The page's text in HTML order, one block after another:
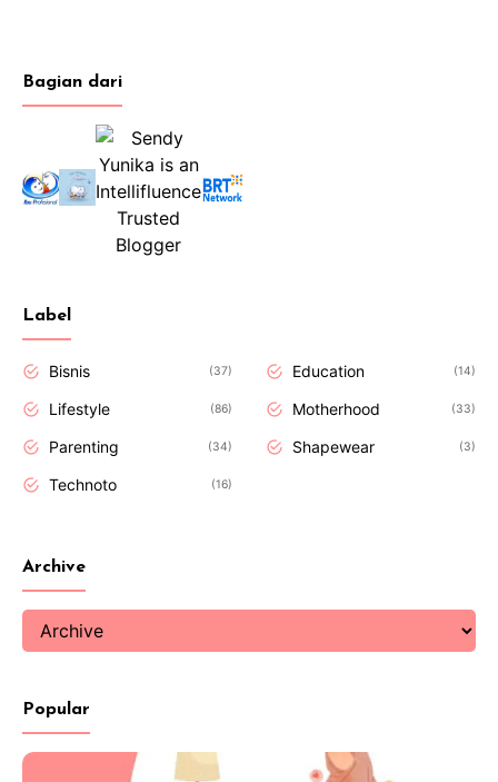
Bagian dari
Label
Bisnis 37 Education 14
Lifestyle 86 Motherhood 33
Parenting 34 Shapewear 3
Technoto 16
Archive
Popular